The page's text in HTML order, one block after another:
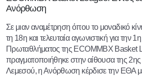
Ανόρθωση
Σε μιαν αναμέτρηση όπου το μοναδικό
τη 18η και τελευταία αγωνιστική για την
Πρωταθλήματος της ECOMMBX Basket
πραγματοποιήθηκε στην αίθουσα της 2ης
Λεμεσού, η Ανόρθωση κέρδισε την ΕΘΑ